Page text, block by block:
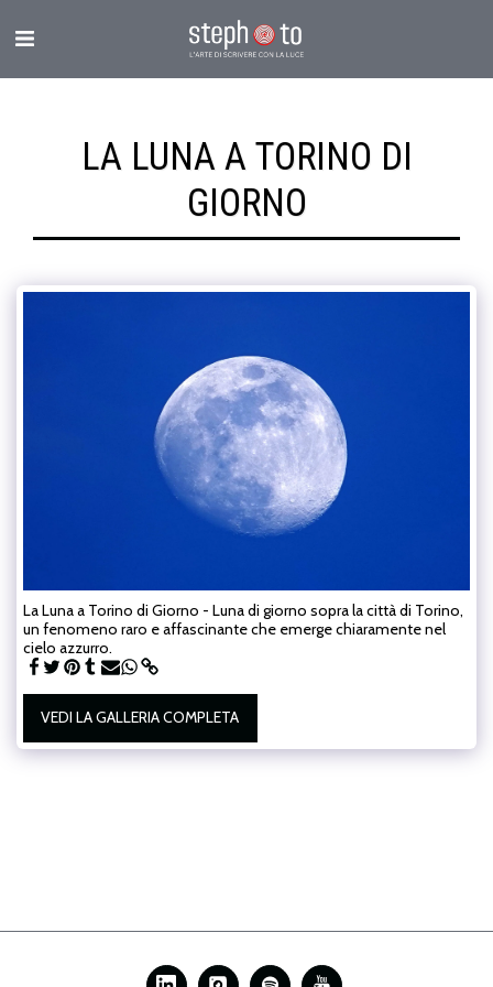
LA LUNA A TORINO DI
GIORNO
La Luna a Torino di Giorno - Luna di giorno sopra la città di Torino,
un fenomeno raro e affascinante che emerge chiaramente nel
cielo azzurro.
VEDI LA GALLERIA COMPLETA